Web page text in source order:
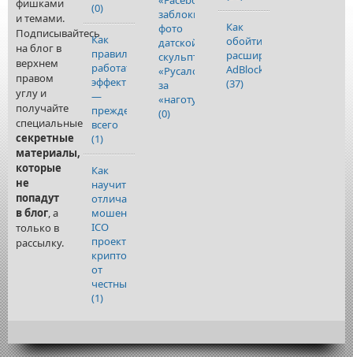
фишками
и темами.
Подписывайтесь
на блог в
верхнем
правом
углу и
получайте
специальные
секретные
материалы,
которые
не
попадут
в блог, а
только в
рассылку.
(0)
Как
правильно
работать
эффективность
—
прежде
всего
(1)
Как
научиться
отличать
мошеннические
ICO
проекты
криптовалют
от
честных
(1)
заблокировала
фото
датской
скульптуры
«Русалочка»
за
«наготу»
(0)
Как
обойти
расширение
AdBlock
(37)